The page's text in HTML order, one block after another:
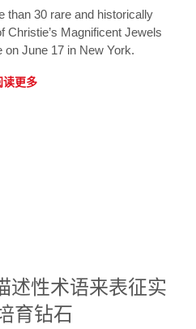
than 30 rare and historically
Christie’s Magnificent Jewels
on June 17 in New York.
读更多
述性术语来表征实
育钻石